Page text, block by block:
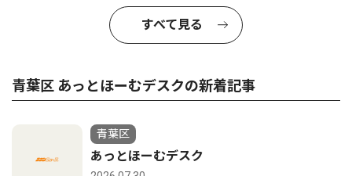
すべて見る
青葉区 あっとほーむデスクの新着記事
青葉区
あっとほーむデスク